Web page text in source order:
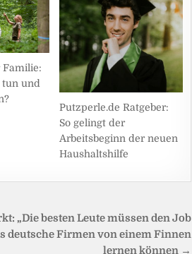
Familie:
tun und
Putzperle.de Ratgeber:
So gelingt der
Arbeitsbeginn der neuen
Haushaltshilfe
„Die besten Leute müssen den Job
deutsche Firmen von einem Finnen
lernen können →